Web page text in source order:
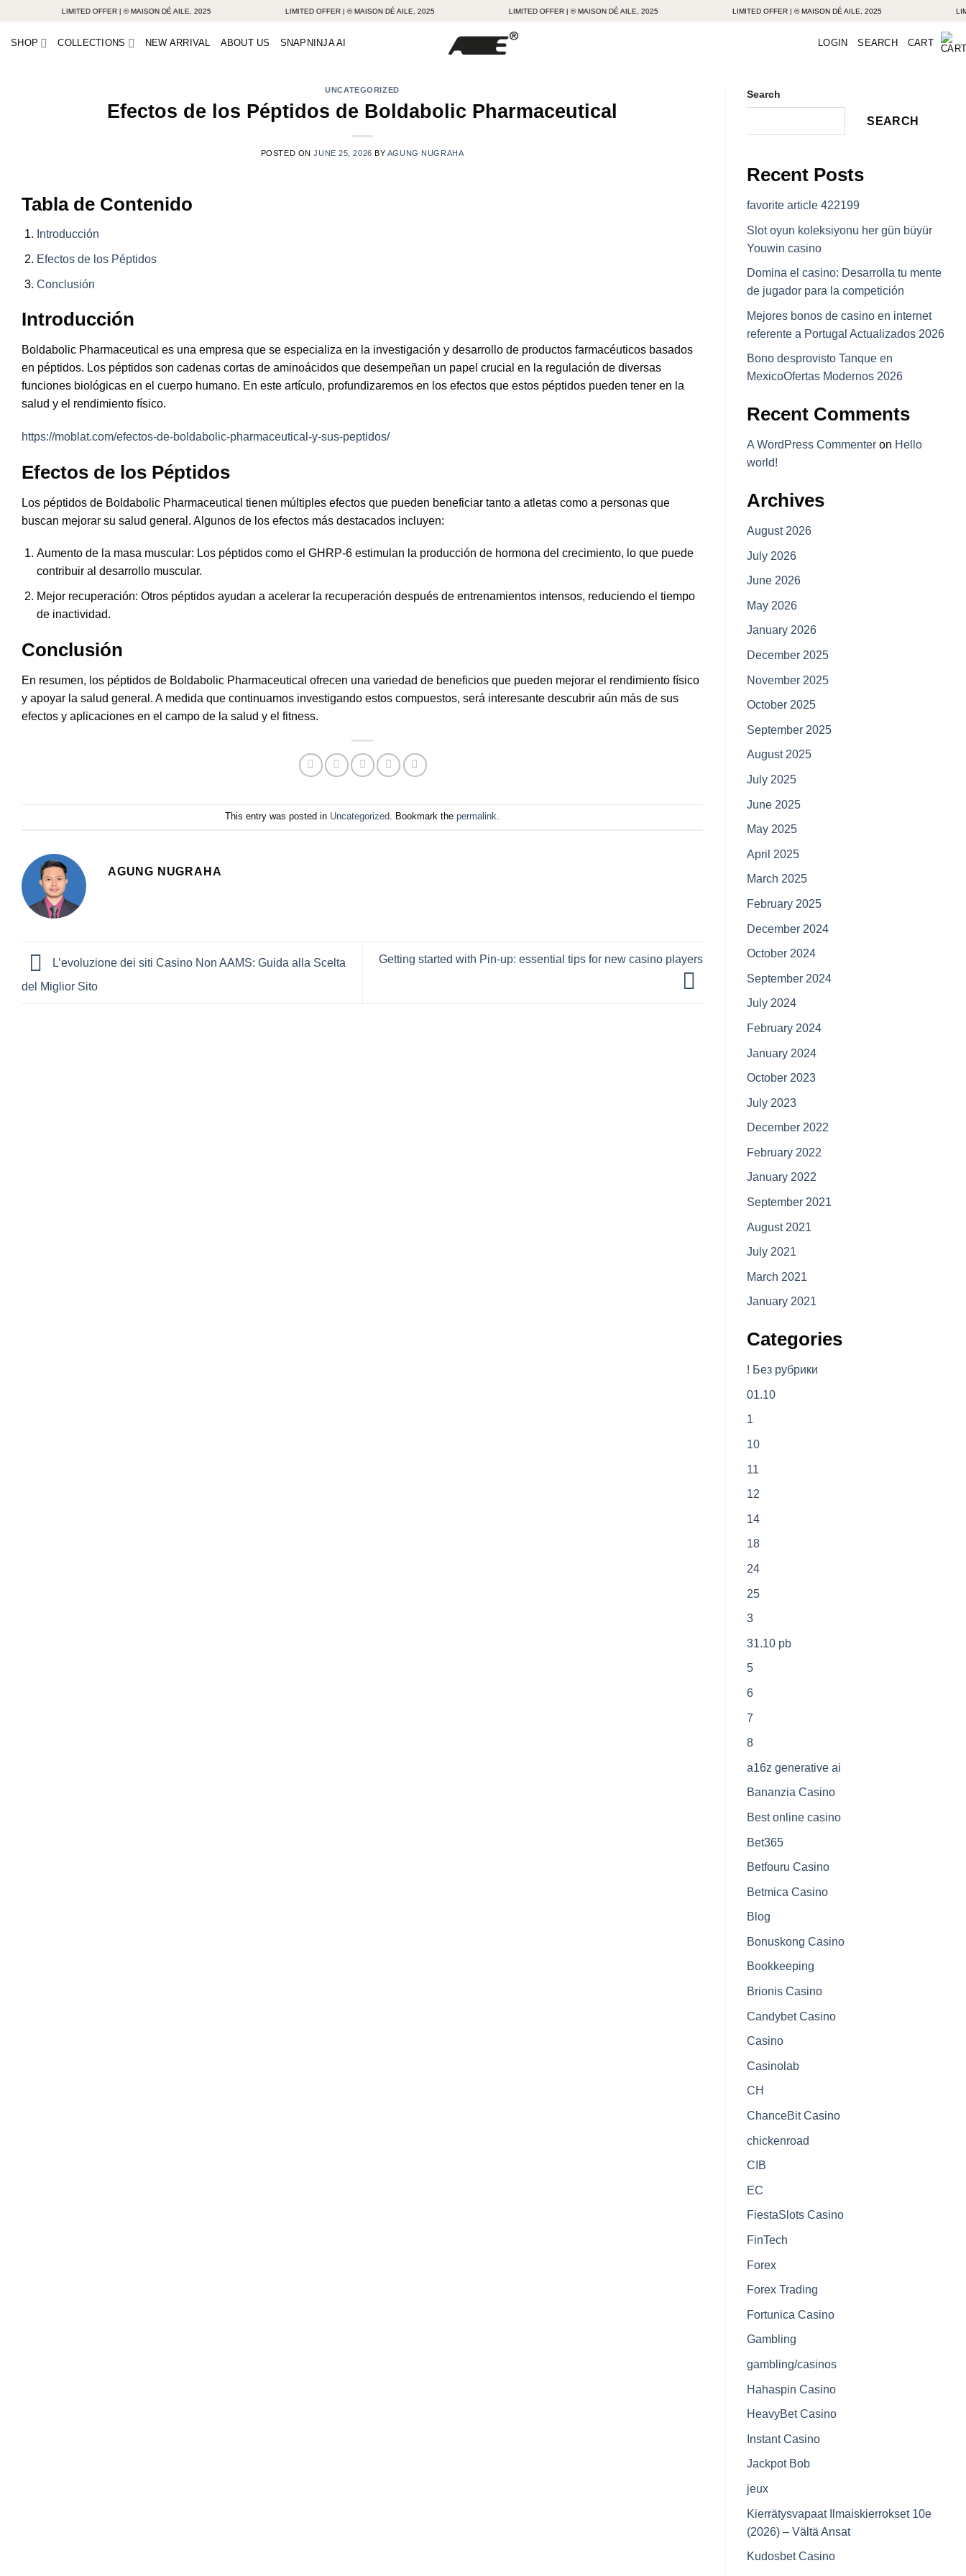
content
LIMITED OFFER | © MAISON DÉ AILE, 2025 LIMITED OFFER | © MAISON DÉ AILE, 2025 LIMITED OFFER | © MAISON DÉ AILE, 2025 LIMITED OFFER | © MAISON DÉ AILE, 2025 LIMITED
SHOP COLLECTIONS NEW ARRIVAL ABOUT US SNAPNINJA AI LOGIN SEARCH CART
UNCATEGORIZED
Efectos de los Péptidos de Boldabolic Pharmaceutical
POSTED ONJUNE 25, 2026 BY AGUNG NUGRAHA
Tabla de Contenido
Introducción
Efectos de los Péptidos
Conclusión
Introducción
Boldabolic Pharmaceutical es una empresa que se especializa en la investigación y desarrollo de productos farmacéuticos basados
en péptidos. Los péptidos son cadenas cortas de aminoácidos que desempeñan un papel crucial en la regulación de diversas
funciones biológicas en el cuerpo humano. En este artículo, profundizaremos en los efectos que estos péptidos pueden tener en la
salud y el rendimiento físico.
https://moblat.com/efectos-de-boldabolic-pharmaceutical-y-sus-peptidos/
Efectos de los Péptidos
Los péptidos de Boldabolic Pharmaceutical tienen múltiples efectos que pueden beneficiar tanto a atletas como a personas que
buscan mejorar su salud general. Algunos de los efectos más destacados incluyen:
Aumento de la masa muscular: Los péptidos como el GHRP-6 estimulan la producción de hormona del crecimiento, lo que puede
contribuir al desarrollo muscular.
Mejor recuperación: Otros péptidos ayudan a acelerar la recuperación después de entrenamientos intensos, reduciendo el tiempo
de inactividad.
Conclusión
En resumen, los péptidos de Boldabolic Pharmaceutical ofrecen una variedad de beneficios que pueden mejorar el rendimiento físico
y apoyar la salud general. A medida que continuamos investigando estos compuestos, será interesante descubrir aún más de sus
efectos y aplicaciones en el campo de la salud y el fitness.
This entry was posted in Uncategorized . Bookmark the permalink
AGUNG NUGRAHA
L’evoluzione dei siti Casino Non AAMS: Guida alla Scelta
del Miglior Sito
Getting started with Pin-up: essential tips for new casino players
Search
SEARCH
Recent Posts
favorite article 422199
Slot oyun koleksiyonu her gün büyür
Youwin casino
Domina el casino: Desarrolla tu mente
de jugador para la competición
Mejores bonos de casino en internet
referente a Portugal Actualizados 2026
Bono desprovisto Tanque en
Mexico️Ofertas Modernos 2026
Recent Comments
A WordPress Commenter on Hello
world!
Archives
August 2026
July 2026
June 2026
May 2026
January 2026
December 2025
November 2025
October 2025
September 2025
August 2025
July 2025
June 2025
May 2025
April 2025
March 2025
February 2025
December 2024
October 2024
September 2024
July 2024
February 2024
January 2024
October 2023
July 2023
December 2022
February 2022
January 2022
September 2021
August 2021
July 2021
March 2021
January 2021
Categories
! Без рубрики
01.10
1
10
11
12
14
18
24
25
3
31.10 pb
5
6
7
8
a16z generative ai
Bananzia Casino
Best online casino
Bet365
Betfouru Casino
Betmica Casino
Blog
Bonuskong Casino
Bookkeeping
Brionis Casino
Candybet Casino
Casino
Casinolab
CH
ChanceBit Casino
chickenroad
CIB
EC
FiestaSlots Casino
FinTech
Forex
Forex Trading
Fortunica Casino
Gambling
gambling/casinos
Hahaspin Casino
HeavyBet Casino
Instant Casino
Jackpot Bob
jeux
Kierrätysvapaat Ilmaiskierrokset 10e
(2026) – Vältä Ansat
Kudosbet Casino